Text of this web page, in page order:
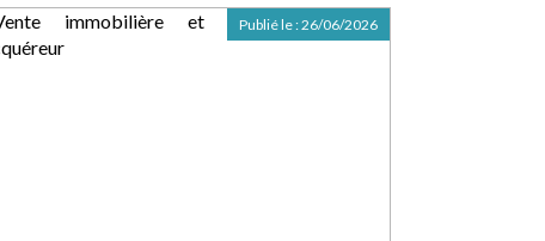
Publié le :26/06/2026